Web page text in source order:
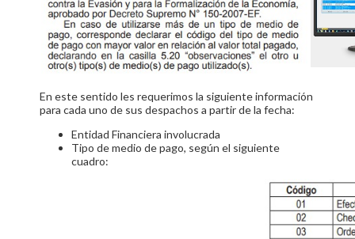
En este sentido les requerimos la siguiente información
para cada uno de sus despachos a partir de la fecha:
Entidad Financiera involucrada
Tipo de medio de pago, según el siguiente
cuadro: